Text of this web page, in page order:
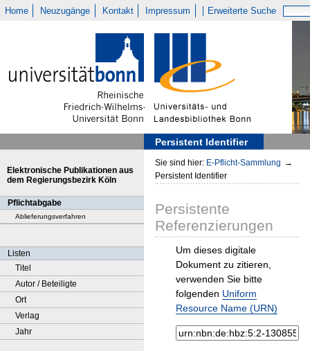
Home Neuzugänge Kontakt Impressum Erweiterte Suche
Persistent Identifier
Elektronische Publikationen aus
dem Regierungsbezirk Köln
Pflichtabgabe
Ablieferungsverfahren
Listen
Titel
Autor / Beteiligte
Ort
Verlag
Jahr
Sie sind hier: E-Pflicht-Sammlung →
Persistent Identifier
Persistente
Referenzierungen
Um dieses digitale
Dokument zu zitieren,
verwenden Sie bitte
folgenden Uniform
Resource Name (URN)